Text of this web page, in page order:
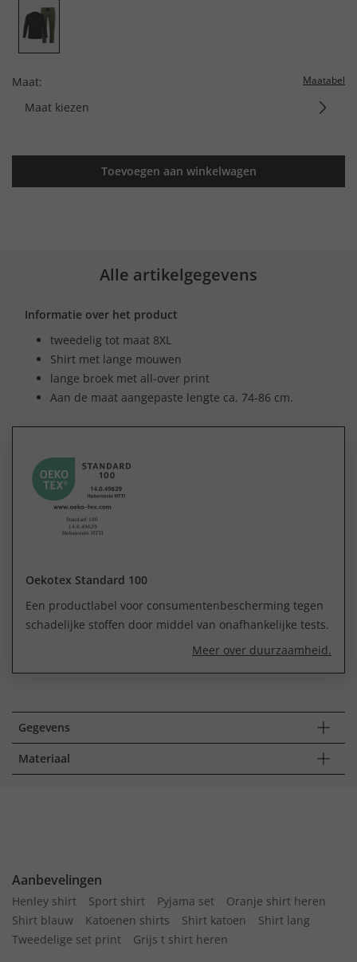
Maat: Maatabel
Maat kiezen
Toevoegen aan winkelwagen
Alle artikelgegevens
Informatie over het product
tweedelig tot maat 8XL
Shirt met lange mouwen
lange broek met all-over print
Aan de maat aangepaste lengte ca. 74-86 cm.
Oekotex Standard 100
Een productlabel voor consumentenbescherming tegen
schadelijke stoffen door middel van onafhankelijke tests.
Meer over duurzaamheid.
Gegevens
Materiaal
Aanbevelingen
Henley shirt Sport shirt Pyjama set
Oranje shirt heren
Shirt blauw
Katoenen shirts Shirt katoen
Shirt lang
Tweedelige set print
Grijs t shirt heren